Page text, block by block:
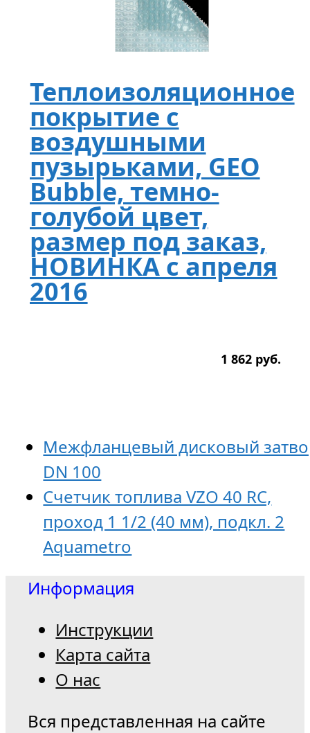
Теплоизоляционное
покрытие с
воздушными
пузырьками, GEO
Bubble, темно-
голубой цвет,
размер под заказ,
НОВИНКА с апреля
2016
1 862 руб.
Межфланцевый дисковый
DN 100
Счетчик топлива VZO 40 RC,
проход 1 1/2 (40 мм), подкл. 2
Aquametro
Информация
Инструкции
Карта сайта
О нас
Вся представленная на сайте